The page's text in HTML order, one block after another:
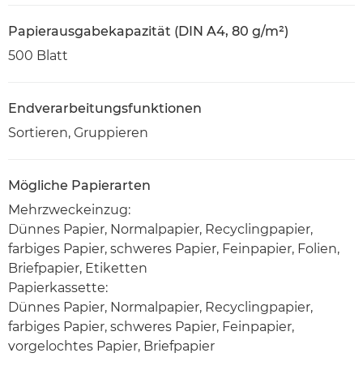
Papierausgabekapazität (DIN A4, 80 g/m²)
500 Blatt
Endverarbeitungsfunktionen
Sortieren, Gruppieren
Mögliche Papierarten
Mehrzweckeinzug:
Dünnes Papier, Normalpapier, Recyclingpapier,
farbiges Papier, schweres Papier, Feinpapier, Folien,
Briefpapier, Etiketten
Papierkassette:
Dünnes Papier, Normalpapier, Recyclingpapier,
farbiges Papier, schweres Papier, Feinpapier,
vorgelochtes Papier, Briefpapier